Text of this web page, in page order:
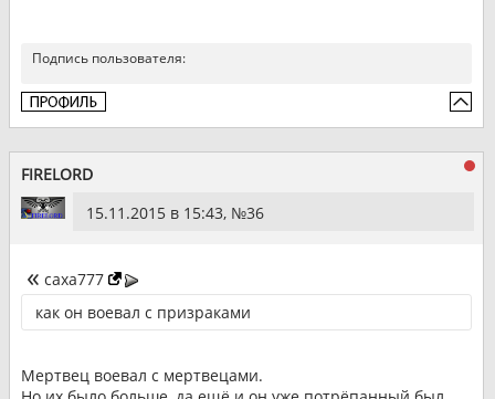
Подпись пользователя:
FIRELORD
15.11.2015 в 15:43, №36
caxa777
как он воевал с призраками
Мертвец воевал с мертвецами.